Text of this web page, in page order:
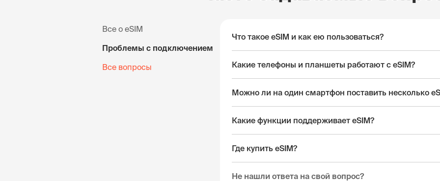
Все о eSIM
Проблемы с подключением
Все вопросы
Что такое eSIM и как ею пользоваться?
Какие телефоны и планшеты работают с eSIM?
Можно ли на один смартфон поставить несколько
Какие функции поддерживает eSIM?
Где купить eSIM?
Не нашли ответа на свой вопрос?